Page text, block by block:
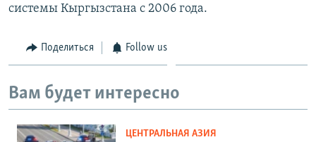
системы Кыргызстана с 2006 года.
Поделиться Follow us
Вам будет интересно
ЦЕНТРАЛЬНАЯ АЗИЯ